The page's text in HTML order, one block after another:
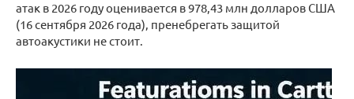
атак в 2026 году оценивается в 978,43 млн долларов США
(16 сентября 2026 года), пренебрегать защитой
автоакустики не стоит.